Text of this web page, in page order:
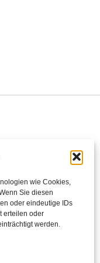
wie Cookies,
Sie diesen
oder eindeutige IDs
erteilen oder
werden.